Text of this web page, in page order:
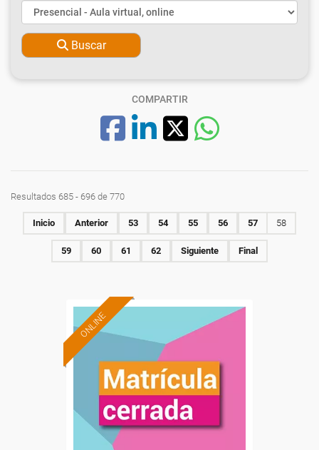
Buscar
COMPARTIR
Resultados 685 - 696 de 770
Inicio Anterior 53 54 55 56 57 58
59 60 61 62 Siguiente Final
ONLINE